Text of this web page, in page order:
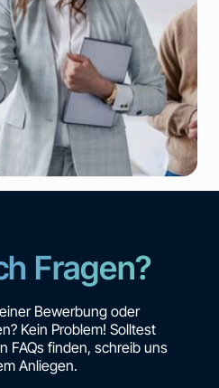
Fragen?
Bewerbung oder
Kein Problem! Solltest
FAQs finden, schreib uns
Anliegen.